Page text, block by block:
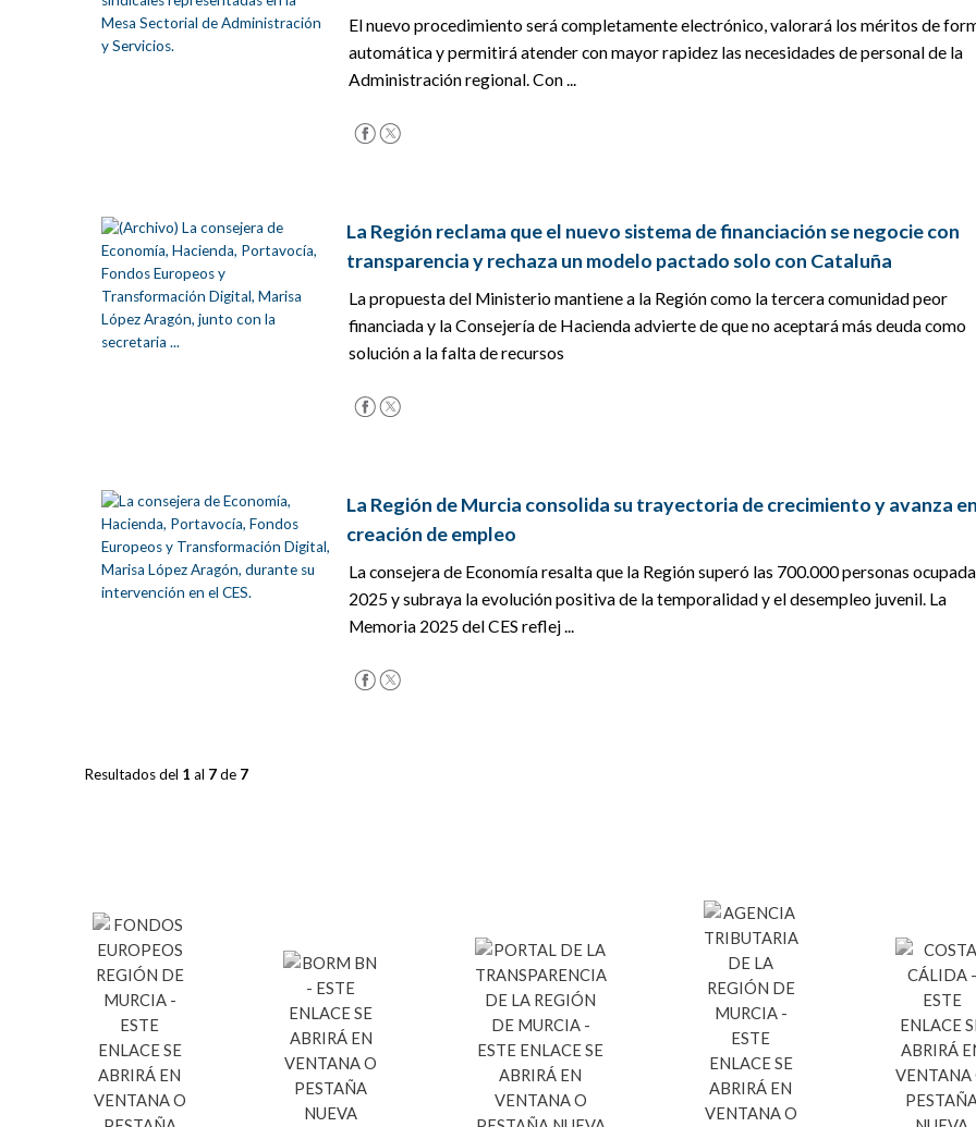
El nuevo procedimiento será completamente electrónico, valorará los méritos de
automática y permitirá atender con mayor rapidez las necesidades de personal de la
Administración regional. Con ...
La Región reclama que el nuevo sistema de financiación se negocie con
transparencia y rechaza un modelo pactado solo con Cataluña
La propuesta del Ministerio mantiene a la Región como la tercera comunidad peor
financiada y la Consejería de Hacienda advierte de que no aceptará más deuda como
solución a la falta de recursos
La Región de Murcia consolida su trayectoria de crecimiento y avanza
creación de empleo
La consejera de Economía resalta que la Región superó las 700.000 personas
2025 y subraya la evolución positiva de la temporalidad y el desempleo juvenil. La
Memoria 2025 del CES reflej ...
Resultados del 1 al 7de 7